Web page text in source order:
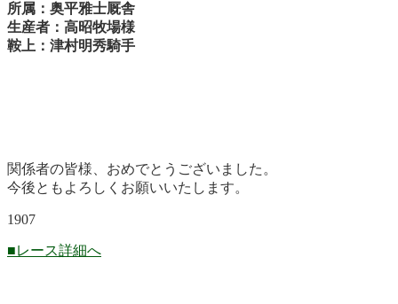
所属：奥平雅士厩舎
生産者：高昭牧場様
鞍上：津村明秀騎手
関係者の皆様、おめでとうございました。
今後ともよろしくお願いいたします。
1907
■レース詳細へ